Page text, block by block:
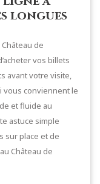
longues
de
vos billets
avant votre visite,
vous conviennent le
et fluide au
astuce simple
sur place et de
Château de